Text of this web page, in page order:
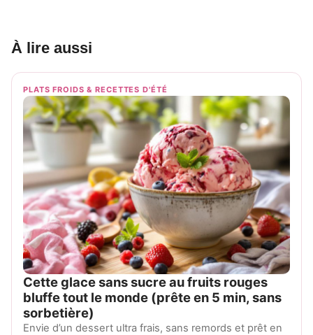
À lire aussi
PLATS FROIDS & RECETTES D'ÉTÉ
Cette glace sans sucre au fruits rouges
bluffe tout le monde (prête en 5 min, sans
sorbetière)
Envie d’un dessert ultra frais, sans remords et prêt en